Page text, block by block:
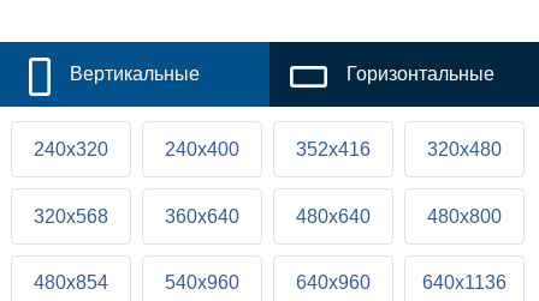
Вертикальные Горизонтальные
240x320 240x400 352x416 320x480
320x568 360x640 480x640 480x800
480x854 540x960 640x960 640x1136